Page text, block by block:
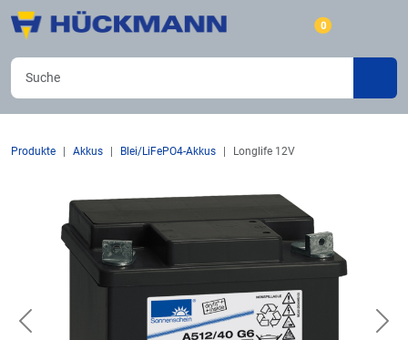
0
Produkte Akkus Blei/LiFePO4-Akkus Longlife 12V
Previous